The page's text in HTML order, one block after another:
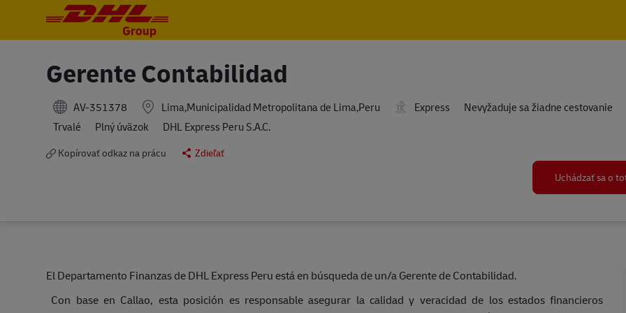
Gerente Contabilidad
AV-351378 Lima,Municipalidad Metropolitana de Lima,Peru Express Travel Required
Nevyžaduje sa žiadne cestovanie
Trvalé
Plný úväzok DHL Express Peru S.A.C.
Kopírovať odkaz na prácu
Zdieľať
Uchádzať sa o
El Departamento Finanzas de DHL Express Peru está en búsqueda de un/a Gerente de Contabilidad.
Con base en Callao, esta posición es responsable asegurar la calidad y veracidad de los estados financieros